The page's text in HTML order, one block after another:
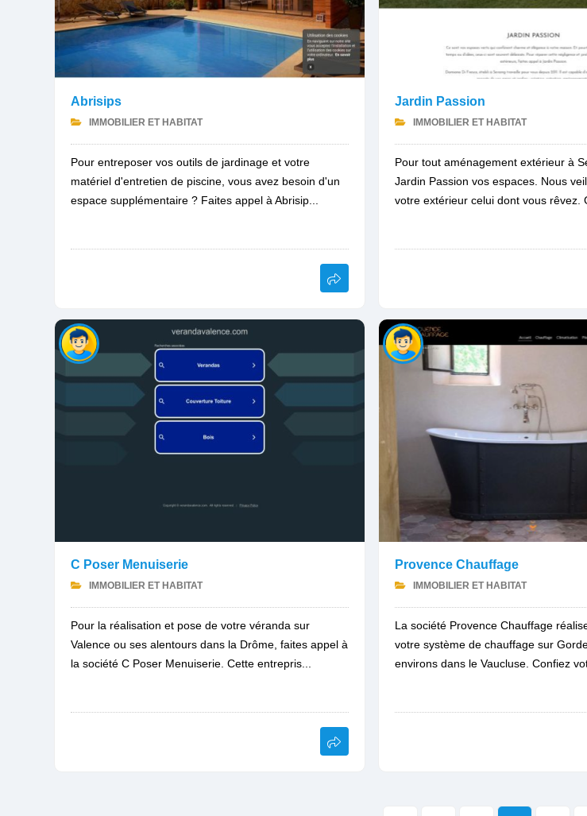
Abrisips
IMMOBILIER ET HABITAT
Pour entreposer vos outils de jardinage et votre
matériel d'entretien de piscine, vous avez besoin d'un
espace supplémentaire ? Faites appel à Abrisip...
Jardin Passion
IMMOBILIER ET HABITAT
Pour tout aménagement extérieur à
Jardin Passion vos espaces. Nous
votre extérieur celui dont vous rêvez.
C Poser Menuiserie
IMMOBILIER ET HABITAT
Pour la réalisation et pose de votre véranda sur
Valence ou ses alentours dans la Drôme, faites appel à
la société C Poser Menuiserie. Cette entrepris...
Provence Chauffage
IMMOBILIER ET HABITAT
La société Provence Chauffage
votre système de chauffage sur
environs dans le Vaucluse. Confiez